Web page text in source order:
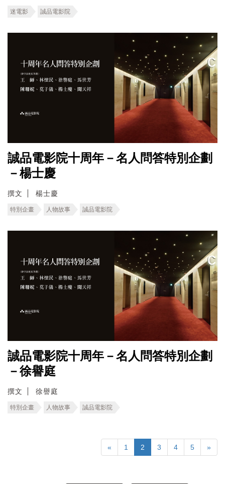
迷電影 誠品電影院
誠品電影院十周年－名人問答特別企劃
－楊士慶
撰文 楊士慶
特別企畫 人物故事 誠品電影院
誠品電影院十周年－名人問答特別企劃
－徐譽庭
撰文 徐譽庭
特別企畫 人物故事 誠品電影院
« 1 2 3 4 5 »